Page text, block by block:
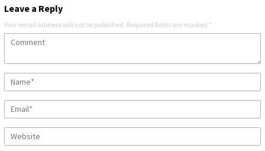
Leave a Reply
Your email address will not be published. Required fields are marked *